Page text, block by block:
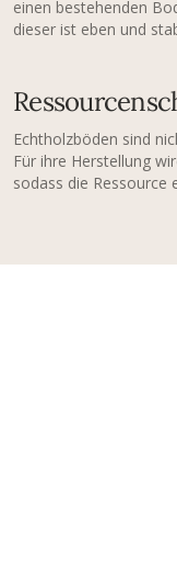
einen bestehenden
dieser ist eben und
Echtholzböden sind
Für ihre Herstellung
sodass die Ressource